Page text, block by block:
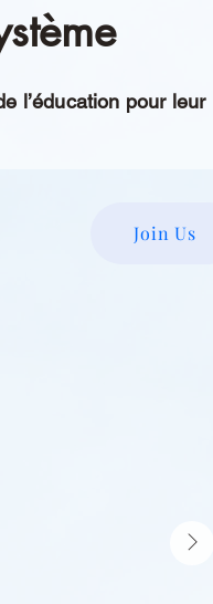
l’éducation pour leur
Join Us